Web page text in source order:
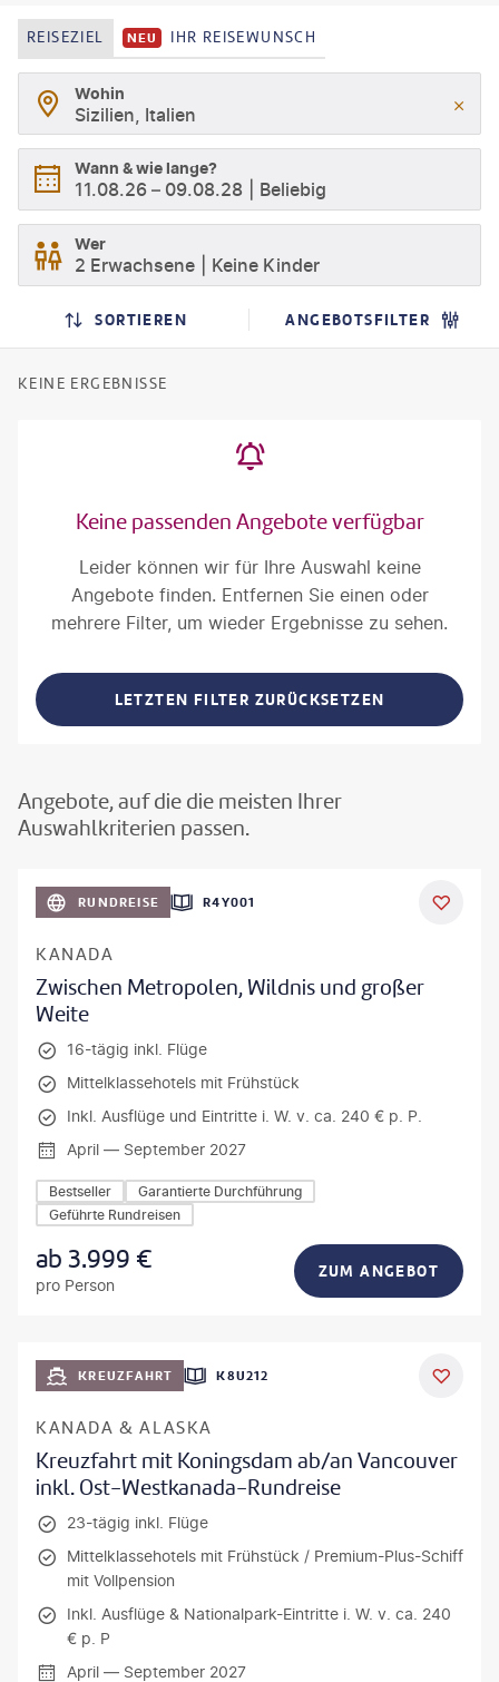
REISEZIEL NEU IHR REISEWUNSCH
Wohin
Sizilien, Italien
Wann & wie lange?
11.08.26 – 09.08.28 Beliebig
Wer
2 Erwachsene Keine Kinder
SORTIEREN ANGEBOTSFILTER
KEINE ERGEBNISSE
Keine passenden Angebote verfügbar
Leider können wir für Ihre Auswahl keine
Angebote finden. Entfernen Sie einen oder
mehrere Filter, um wieder Ergebnisse zu sehen.
LETZTEN FILTER ZURÜCKSETZEN
Angebote, auf die die meisten Ihrer
Auswahlkriterien passen.
RUNDREISE R4Y001
KANADA
Zwischen Metropolen, Wildnis und großer
Weite
16-tägig inkl. Flüge
Mittelklassehotels mit Frühstück
Inkl. Ausflüge und Eintritte i. W. v. ca. 240 € p. P.
April — September 2027
Bestseller
Garantierte Durchführung
Geführte Rundreisen
ab3.999 €
pro Person
ZUM ANGEBOT
KREUZFAHRT K8U212
KANADA & ALASKA
Kreuzfahrt mit Koningsdam ab/an Vancouver
inkl. Ost-Westkanada-Rundreise
23-tägig inkl. Flüge
Mittelklassehotels mit Frühstück / Premium-Plus-Schiff
mit Vollpension
Inkl. Ausflüge & Nationalpark-Eintritte i. W. v. ca. 240
€ p. P
April — September 2027